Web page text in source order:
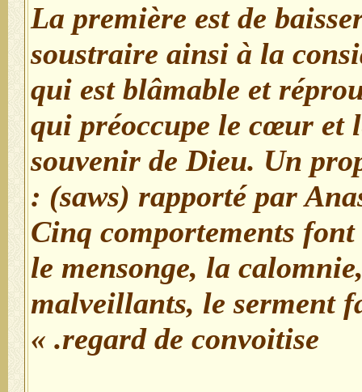
- La première est de
soustraire ainsi à la
qui est blâmable et
qui préoccupe le cœur et
souvenir de Dieu. Un
(saws) rapporté par
« Cinq comportements
le mensonge, la
malveillants, le serment
regard de convoitise. »